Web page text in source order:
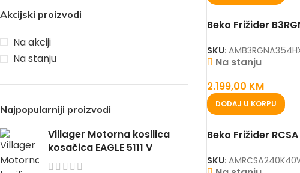
Akcijski proizvodi
Na akciji
Na stanju
Najpopularniji proizvodi
Villager Motorna kosilica
kosačica EAGLE 5111 V
Beko Frižider
SKU:
Na stanju
2.199,00 KM
DODAJ U KORPU
Beko Frižider
SKU: